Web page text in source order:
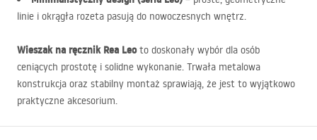
linie i okrągła rozeta pasują do nowoczesnych wnętrz.
Wieszak na ręcznik Rea Leoto doskonały wybór dla osób
ceniących prostotę i solidne wykonanie. Trwała metalowa
konstrukcja oraz stabilny montaż sprawiają, że jest to wyjątkowo
praktyczne akcesorium.